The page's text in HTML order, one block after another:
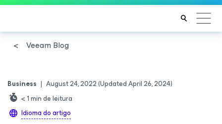
Veeam Blog
Business | August 24, 2022(Updated April 26, 2024)
< 1min de leitura
Idioma do artigo